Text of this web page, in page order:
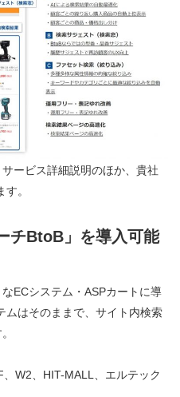
ービス詳細説明のほか、貴社
。
チBtoB」を導入可能
ECシステム・ASPカートに導
ムはそのままで、サイト内検索
、W2、HIT-MALL、エルテック